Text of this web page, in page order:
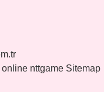
online nttgame Sitemap